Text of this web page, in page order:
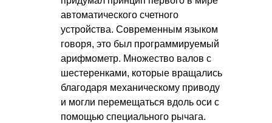
автоматического счетного
устройства. Современным языком
говоря, это был программируемый
арифмометр. Множество валов с
шестеренками, которые вращались
благодаря механическому приводу
и могли перемещаться вдоль оси с
помощью специального рычага.